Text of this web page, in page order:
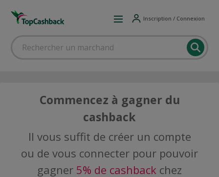
Inscription / Connexion
Commencez à gagner du
cashback
Il vous suffit de créer un compte
ou de vous connecter pour pouvoir
gagner 5% de cashback chez